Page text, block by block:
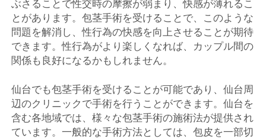
ぶさることで性交時の摩擦が弱まり、快感が薄れるこ
とがあります。包茎手術を受けることで、このような
問題を解消し、性行為の快感を向上させることが期待
できます。性行為がより楽しくなれば、カップル間の
関係も良好になるかもしれません。
仙台でも包茎手術を受けることが可能であり、仙台周
辺のクリニックで手術を行うことができます。仙台を
含む各地域では、様々な包茎手術の施術法が提供され
ています。一般的な手術方法としては、包皮を一部切